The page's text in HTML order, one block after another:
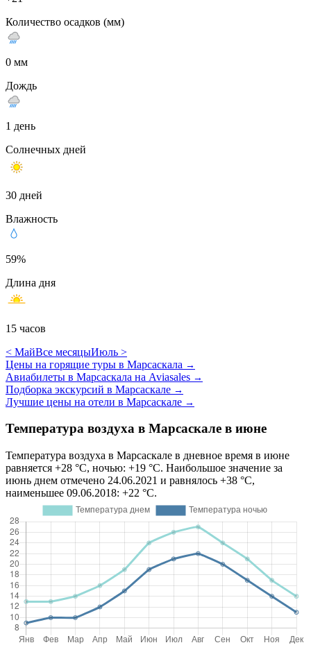
Количество осадков (мм)
0 мм
Дождь
1 день
Солнечных дней
30 дней
Влажность
59%
Длина дня
15 часов
< МайВсе месяцыИюль >
Цены на горящие туры в Марсаскала →
Авиабилеты в Марсаскала на Aviasales →
Подборка экскурсий в Марсаскале →
Лучшие цены на отели в Марсаскале →
Температура воздуха в Марсаскале в июне
Температура воздуха в Марсаскале в дневное время в июне
равняется +28 °C, ночью: +19 °C. Наибольшое значение за
июнь днем отмечено 24.06.2021 и равнялось +38 °C,
наименьшее 09.06.2018: +22 °C.